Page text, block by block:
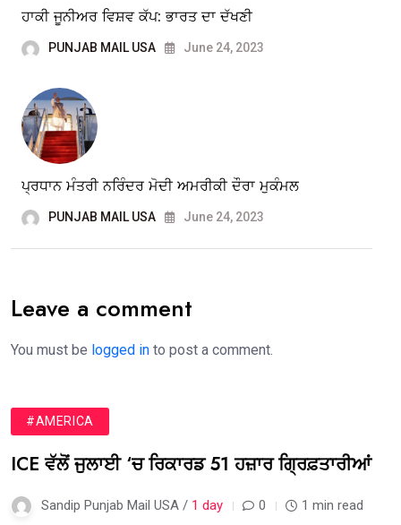
ਹਾਕੀ ਜੂਨੀਅਰ ਵਿਸ਼ਵ ਕੱਪ: ਭਾਰਤ ਦਾ ਦੱਖਣੀ
PUNJAB MAIL USA June 24, 2023
ਪ੍ਰਧਾਨ ਮੰਤਰੀ ਨਰਿੰਦਰ ਮੋਦੀ ਅਮਰੀਕੀ ਦੌਰਾ ਮੁਕੰਮਲ
PUNJAB MAIL USA June 24, 2023
Leave a comment
You must be logged in to post a comment.
#AMERICA
ICE ਵੱਲੋਂ ਜੁਲਾਈ ‘ਚ ਰਿਕਾਰਡ 51 ਹਜ਼ਾਰ ਗ੍ਰਿਫ਼ਤਾਰੀਆਂ
Sandip Punjab Mail USA / 1 day 0 1 min read